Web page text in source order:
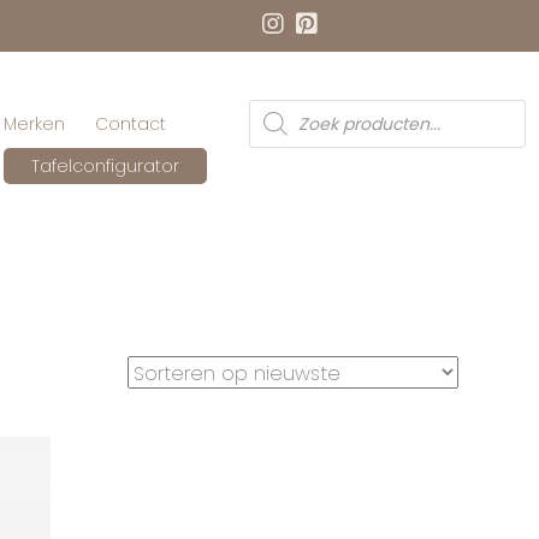
Merken
Contact
Tafelconfigurator
Producten
zoeken